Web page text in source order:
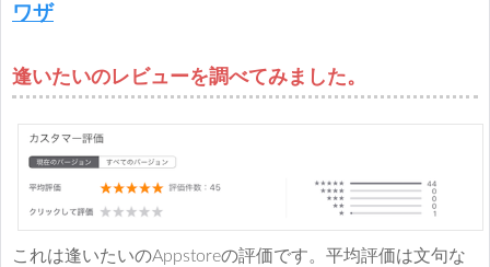
ワザ
逢いたいのレビューを調べてみました。
これは逢いたいのAppstoreの評価です。平均評価は文句な